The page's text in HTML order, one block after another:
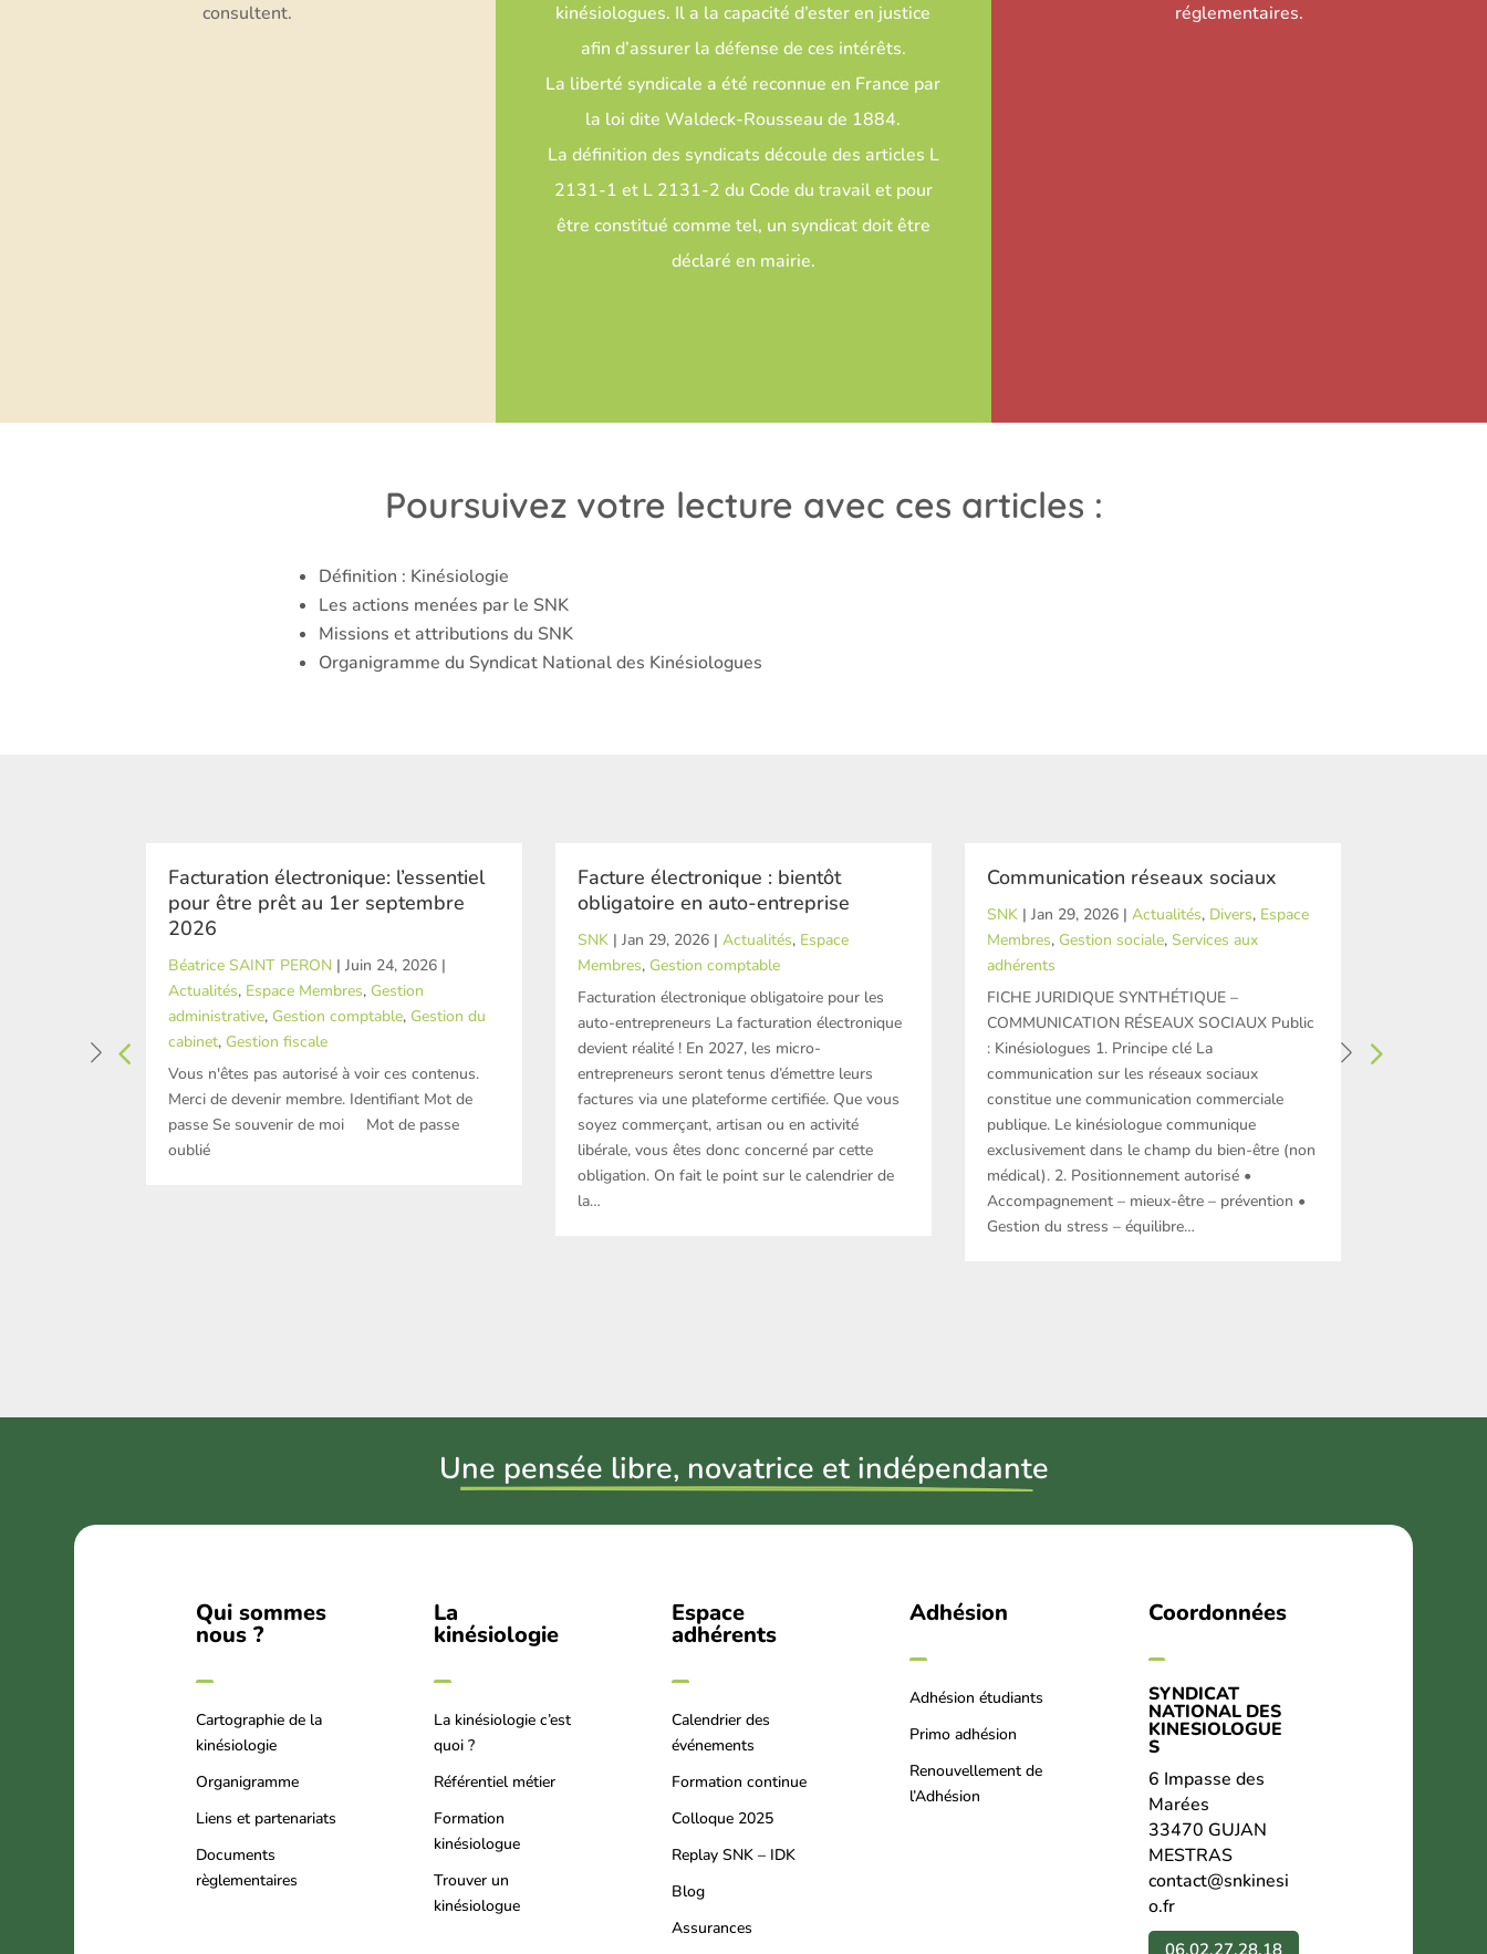
consultent.
kinésiologues. Il a la capacité d’ester en justice
afin d’assurer la défense de ces intérêts.
La liberté syndicale a été reconnue en France par
la loi dite Waldeck-Rousseau de 1884.
La définition des syndicats découle des articles L
2131-1 et L 2131-2 du Code du travail et pour
être constitué comme tel, un syndicat doit être
déclaré en mairie.
réglementaires.
Poursuivez votre lecture avec ces articles :
Définition : Kinésiologie
Les actions menées par le SNK
Missions et attributions du SNK
Organigramme du Syndicat National des Kinésiologues
Facturation électronique: l’essentiel
pour être prêt au 1er septembre
2026
Béatrice SAINT PERON | Juin 24, 2026 |
Actualités, Espace Membres, Gestion
administrative, Gestion comptable, Gestion du
cabinet, Gestion fiscale
Vous n'êtes pas autorisé à voir ces contenus.
Merci de devenir membre. Identifiant Mot de
passe Se souvenir de moi Mot de passe
oublié
Facture électronique : bientôt
obligatoire en auto-entreprise
SNK | Jan 29, 2026 | Actualités, Espace
Membres, Gestion comptable
Facturation électronique obligatoire pour les
auto-entrepreneurs La facturation électronique
devient réalité ! En 2027, les micro-
entrepreneurs seront tenus d’émettre leurs
factures via une plateforme certifiée. Que vous
soyez commerçant, artisan ou en activité
libérale, vous êtes donc concerné par cette
obligation. On fait le point sur le calendrier de
la…
Communication réseaux sociaux
SNK | Jan 29, 2026 | Actualités, Divers, Espace
Membres, Gestion sociale, Services aux
adhérents
FICHE JURIDIQUE SYNTHÉTIQUE –
COMMUNICATION RÉSEAUX SOCIAUX Public
: Kinésiologues 1. Principe clé La
communication sur les réseaux sociaux
constitue une communication commerciale
publique. Le kinésiologue communique
exclusivement dans le champ du bien-être (non
médical). 2. Positionnement autorisé •
Accompagnement – mieux-être – prévention •
Gestion du stress – équilibre…
Une pensée libre, novatrice et indépendante
Qui sommes
nous ?
Cartographie de la
kinésiologie
Organigramme
Liens et partenariats
Documents
règlementaires
La
kinésiologie
La kinésiologie c’est
quoi ?
Référentiel métier
Formation
kinésiologue
Trouver un
kinésiologue
Espace
adhérents
Calendrier des
événements
Formation continue
Colloque 2025
Replay SNK – IDK
Blog
Assurances
Adhésion
Adhésion étudiants
Primo adhésion
Renouvellement de
l’Adhésion
Coordonnées
SYNDICAT
NATIONAL DES
KINESIOLOGUE
S
6 Impasse des
Marées
33470 GUJAN
MESTRAS
contact@snkinesi
o.fr
06.02.27.28.18